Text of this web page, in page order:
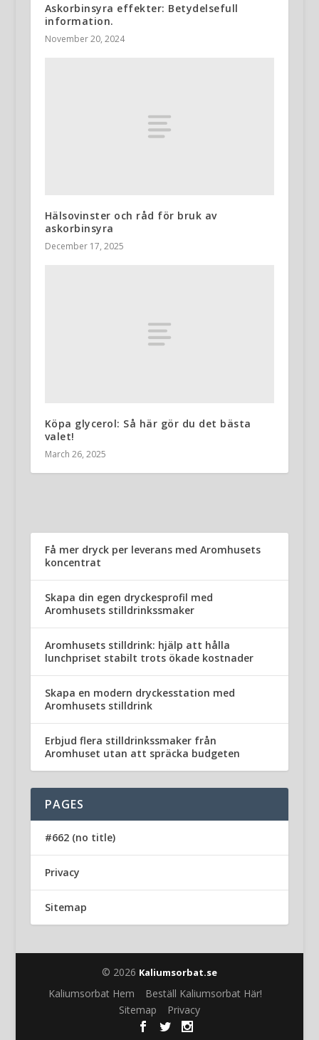
Askorbinsyra effekter: Betydelsefull
information.
November 20, 2024
Hälsovinster och råd för bruk av
askorbinsyra
December 17, 2025
Köpa glycerol: Så här gör du det bästa
valet!
March 26, 2025
Få mer dryck per leverans med Aromhusets
koncentrat
Skapa din egen dryckesprofil med
Aromhusets stilldrinkssmaker
Aromhusets stilldrink: hjälp att hålla
lunchpriset stabilt trots ökade kostnader
Skapa en modern dryckesstation med
Aromhusets stilldrink
Erbjud flera stilldrinkssmaker från
Aromhuset utan att spräcka budgeten
PAGES
#662 (no title)
Privacy
Sitemap
© 2026 Kaliumsorbat.se
Kaliumsorbat Hem
Beställ Kaliumsorbat Här!
Sitemap
Privacy